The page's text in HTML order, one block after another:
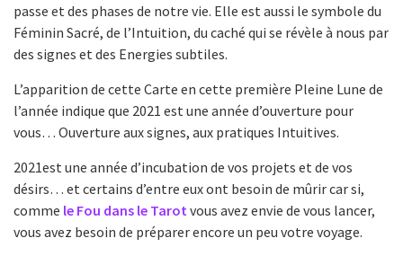
passe et des phases de notre vie. Elle est aussi le symbole du
Féminin Sacré, de l’Intuition, du caché qui se révèle à nous par
des signes et des Energies subtiles.
L’apparition de cette Carte en cette première Pleine Lune de
l’année indique que 2021 est une année d’ouverture pour
vous… Ouverture aux signes, aux pratiques Intuitives.
2021est une année d’incubation de vos projets et de vos
désirs… et certains d’entre eux ont besoin de mûrir car si,
comme le Fou dans le Tarot vous avez envie de vous lancer,
vous avez besoin de préparer encore un peu votre voyage.